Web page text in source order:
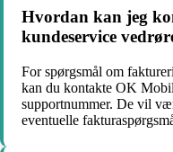
Hvordan kan jeg
kundeservice
For spørgsmål om
kan du kontakte OK
supportnummer. De vil
eventuelle